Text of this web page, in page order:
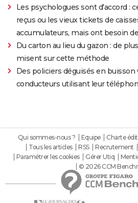
Les psychologues sont d'accord :
reçus ou les vieux tickets de
accumulateurs, mais ont besoin
Du carton au lieu du gazon : de
misent sur cette méthode
Des policiers déguisés en
conducteurs utilisant leur
Qui sommes-nous ? Equipe Charte
Tous les articles
RSS Recrutement
Paramétrer les cookies
Gérer Utiq
© 2026 CCM